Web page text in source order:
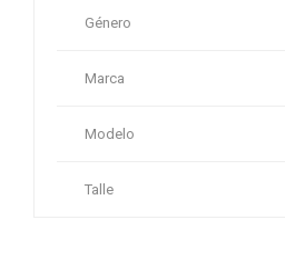
Género
Marca
Modelo
Talle